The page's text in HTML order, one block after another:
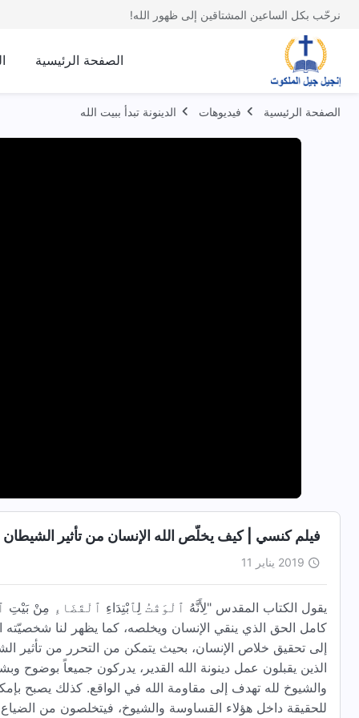
نرحّب بكل الساعين المشتاقين إلى ظهور الله!
الصفحة الرئيسية
الصفحة الرئيسية فيديوهات الدينونة تبدأ ببيت الله
فيلم كنسي | كيف يخلّص الله الإنسان من تأثير
2019 يناير 11
يقول الكتاب المقدس "لِأَنَّهُ ٱلْوَقْتُ لِٱبْتِدَاءِ ٱلْقَضَاءِ مِنْ بَيْتِ
كامل الحق الذي ينقي الإنسان ويخلصه، كما يظهر لنا شخصيّته
إلى تحقيق خلاص الإنسان، بحيث يتمكن من التحرر من تأثير
الذين يقبلون عمل دينونة الله القدير، يدركون جميعاً بوضوح
والشيوخ لله تهدف إلى مقاومة الله في الواقع. كذلك يصبح
للحقيقة داخل هؤلاء القساوسة والشيوخ، فيتخلصون من